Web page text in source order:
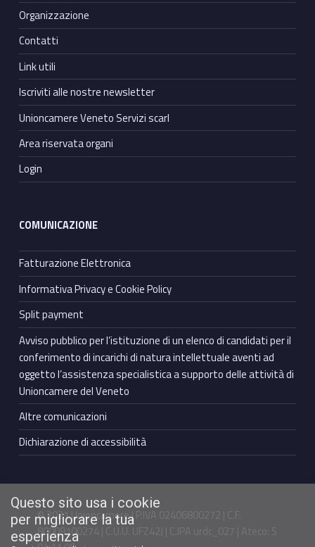
Organizzazione
Contatti
Link utili
Iscriviti alle nostre newsletter
Unioncamere Veneto Servizi scarl
Area riservata organi
Login
COMUNICAZIONE
Fatturazione Elettronica
Informativa Privacy e Cookie Policy
Split payment
Avviso pubblico per l’istituzione di un elenco di candidati per il
conferimento di incarichi di natura intellettuale aventi ad
oggetto l’assistenza specialistica a supporto delle attività di
Unioncamere del Veneto
Altre comunicazioni
Dichiarazione di accessibilità
© 2021 Unioncamere | P.IVA 02406800272 | C.F.
80009100274 | C.U.U. UFZ42J | C.IPA urdc_027 | Ateco: S
Questo sito usa i cookie
per migliorare la tua
esperienza